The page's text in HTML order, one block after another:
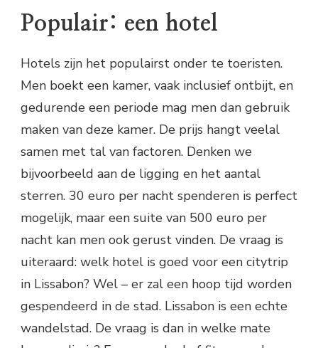
Populair: een hotel
Hotels zijn het populairst onder te toeristen.
Men boekt een kamer, vaak inclusief ontbijt, en
gedurende een periode mag men dan gebruik
maken van deze kamer. De prijs hangt veelal
samen met tal van factoren. Denken we
bijvoorbeeld aan de ligging en het aantal
sterren. 30 euro per nacht spenderen is perfect
mogelijk, maar een suite van 500 euro per
nacht kan men ook gerust vinden. De vraag is
uiteraard: welk hotel is goed voor een citytrip
in Lissabon? Wel – er zal een hoop tijd worden
gespendeerd in de stad. Lissabon is een echte
wandelstad. De vraag is dan in welke mate